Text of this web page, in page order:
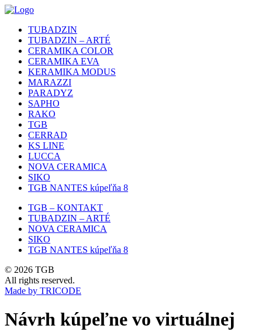
TUBADZIN
TUBADZIN – ARTÉ
CERAMIKA COLOR
CERAMIKA EVA
KERAMIKA MODUS
MARAZZI
PARADYZ
SAPHO
RAKO
TGB
CERRAD
KS LINE
LUCCA
NOVA CERAMICA
SIKO
TGB NANTES kúpeľňa 8
TGB – KONTAKT
TUBADZIN – ARTÉ
NOVA CERAMICA
SIKO
TGB NANTES kúpeľňa 8
© 2026 TGB
All rights reserved.
Made by TRICODE
Návrh kúpeľne vo virtuálnej